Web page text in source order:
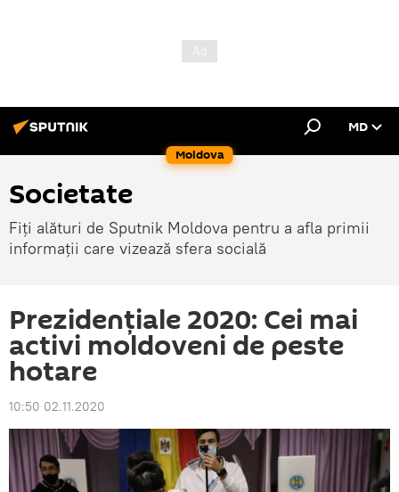
Moldova
MD
Societate
Fiți alături de Sputnik Moldova pentru a afla primii
informații care vizează sfera socială
Prezidențiale 2020: Cei mai
activi moldoveni de peste
hotare
10:50 02.11.2020